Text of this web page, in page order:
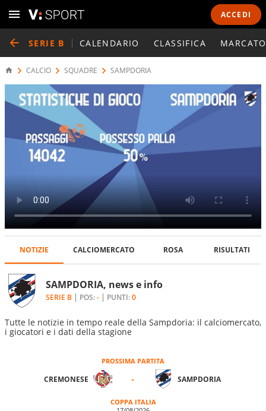
ACCEDI
SERIE B CALENDARIO CLASSIFICA
CALCIO SQUADRE SAMPDORIA
SAMPDORIA, news e info
Tutte le notizie in tempo reale della Sampdoria: il calciomercato,
i giocatori e i dati della stagione
SERIE B POS:- PUNTI:0
NOTIZIE CALCIOMERCATO ROSA RISULTATI
PROSSIMA PARTITA
CREMONESE - SAMPDORIA
COPPA ITALIA